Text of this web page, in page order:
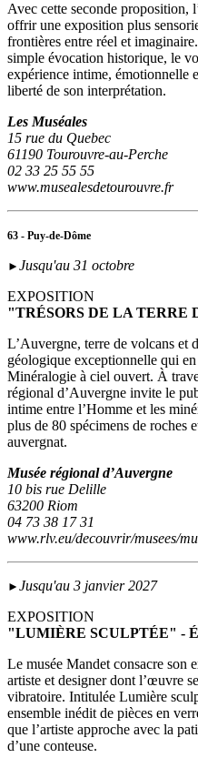
Avec cette seconde proposition,
offrir une exposition plus
frontières entre réel et
simple évocation historique, le
expérience intime, émotionnelle
liberté de son interprétation.
Les Muséales
15 rue du Quebec
61190 Tourouvre-au-Perche
02 33 25 55 55
www.musealesdetourouvre.fr
63 - Puy-de-Dôme
► Jusqu'au 31 octobre
EXPOSITION
"TRÉSORS DE LA TERRE
L’Auvergne, terre de volcans et
géologique exceptionnelle qui
Minéralogie à ciel ouvert. À
régional d’Auvergne invite le
intime entre l’Homme et les
plus de 80 spécimens de roches
auvergnat.
Musée régional d’Auvergne
10 bis rue Delille
63200 Riom
04 73 38 17 31
www.rlv.eu/decouvrir/musees/
► Jusqu'au 3 janvier 2027
EXPOSITION
"LUMIÈRE SCULPTÉE" -
Le musée Mandet consacre son
artiste et designer dont l’œuvre
vibratoire. Intitulée Lumière
ensemble inédit de pièces en
que l’artiste approche avec la
d’une conteuse.